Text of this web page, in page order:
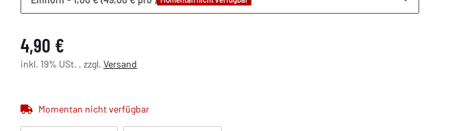
4,90 €
inkl. 19% USt. , zzgl. Versand
Momentan nicht verfügbar